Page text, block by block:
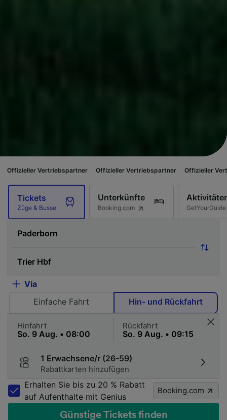
Offizieller Vertriebspartner Offizieller Vertriebspartner
Tickets
Züge & Busse
Unterkünfte
Booking.com GetYourGuide
Via
Einfache Fahrt
Hin- und Rückfahrt
Hinfahrt Rückfahrt
1 Erwachsene/r (26-59)
Rabattkarten hinzufügen
Erhalten Sie bis zu 20 % Rabatt
auf Aufenthalte mit Genius
Booking.com
Günstige Tickets finden